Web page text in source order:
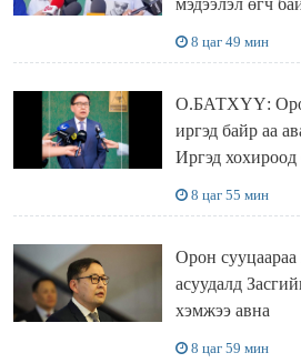
мэдээлэл өгч
8 цаг 49 мин
О.БАТХҮҮ:
иргэд байр аа
Иргэд хохироод
8 цаг 55 мин
Орон
асуудалд
хэмжээ авна
8 цаг 59 мин